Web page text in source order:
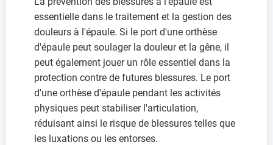
essentielle dans le traitement et la gestion des
douleurs à l'épaule. Si le port d'une orthèse
d'épaule peut soulager la douleur et la gêne, il
peut également jouer un rôle essentiel dans la
protection contre de futures blessures. Le port
d'une orthèse d'épaule pendant les activités
physiques peut stabiliser l'articulation,
réduisant ainsi le risque de blessures telles que
les luxations ou les entorses.